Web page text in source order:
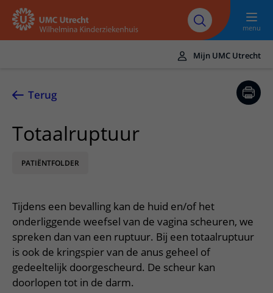
Naar hoofdinhoud
UMC
Utrecht
Research
Steun het
WKZ
menu
UMC Utrecht
Onze zorg
Ziektebeelden
Behandelingen
Specialismen
Poliklinieken
Verpleegafdelingen
Voor patiënten
Uw kind voorbereiden
Mijn kind heeft een (dag)opname
Mijn kind ligt op de IC
Ik ben zwanger of net bevallen
Over ons
Samenwerking
Historie WKZ
De organisatie
Contact en route
Spoed
Adres en route
Parkeren
Meer UMC Utrecht
UMC Utrecht
Mijn UMC Utrecht
Terug
Totaalruptuur
PATIËNTFOLDER
Tijdens een bevalling kan de huid en/of het
onderliggende weefsel van de vagina scheuren, we
spreken dan van een ruptuur. Bij een totaalruptuur
is ook de kringspier van de anus geheel of
gedeeltelijk doorgescheurd. De scheur kan
doorlopen tot in de darm.